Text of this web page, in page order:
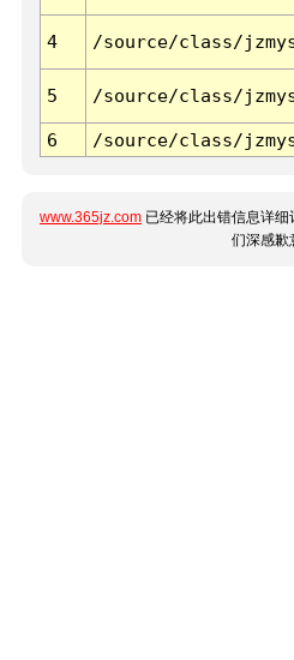
4 /source/class/
5 /source/class/
6 /source/class/
www.365jz.com 已经将此出错信息详
们深感歉